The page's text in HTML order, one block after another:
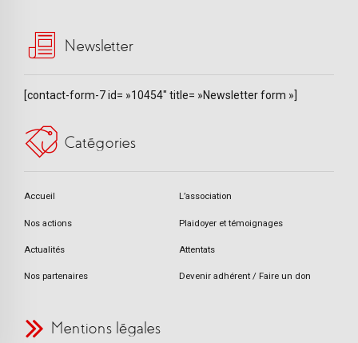
Newsletter
[contact-form-7 id= »10454″ title= »Newsletter form »]
Catégories
Accueil L’association
Nos actions Plaidoyer et témoignages
Actualités Attentats
Nos partenaires Devenir adhérent / Faire un don
Mentions légales